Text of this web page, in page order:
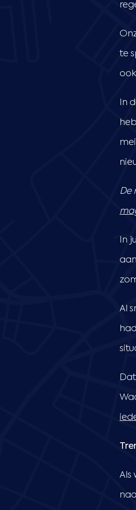
te
In
De
In
Al
Als